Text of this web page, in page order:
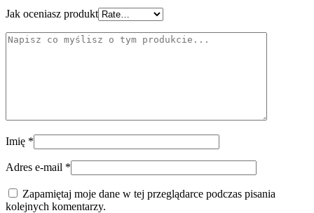
Jak oceniasz produkt
Imię *
Adres e-mail *
Zapamiętaj moje dane w tej przeglądarce podczas pisania
kolejnych komentarzy.